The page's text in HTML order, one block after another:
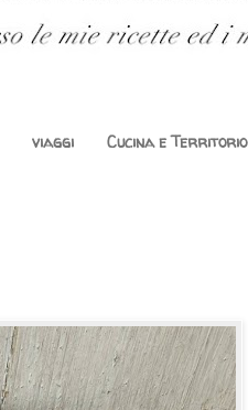
viaggi Cucina e Territorio